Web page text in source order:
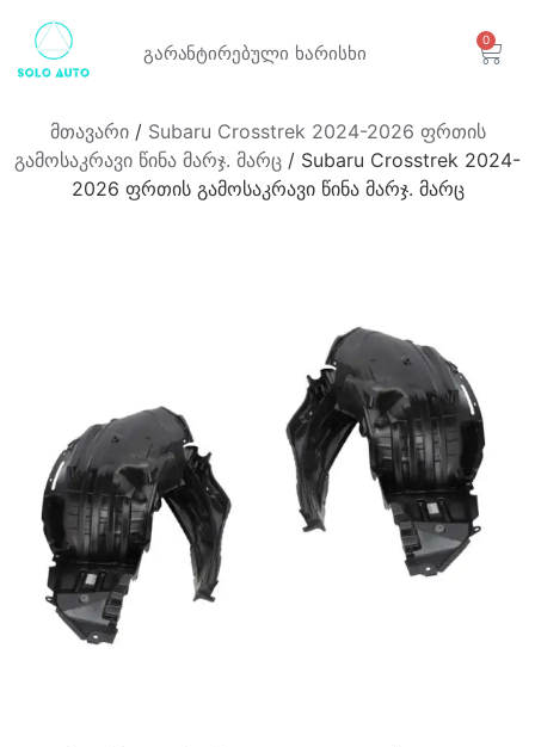
გარანტირებული ხარისხი
0
მთავარი/ Subaru Crosstrek 2024-2026 ფრთის
გამოსაკრავი წინა მარჯ. მარც / Subaru Crosstrek 2024-
2026 ფრთის გამოსაკრავი წინა მარჯ. მარც